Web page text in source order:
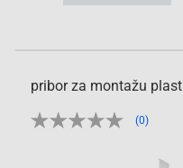
pribor za montažu
(0)